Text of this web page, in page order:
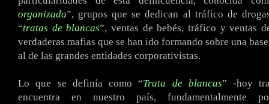
organizada”, grupos que se dedican al tráfico de
“tratas de blancas”, ventas de bebés, tráfico y ventas
verdaderas mafias que se han ido formando sobre una
al de las grandes entidades corporativistas.
Lo que se definía como “Trata de blancas” -hoy
encuentra en nuestro país, fundamentalmente